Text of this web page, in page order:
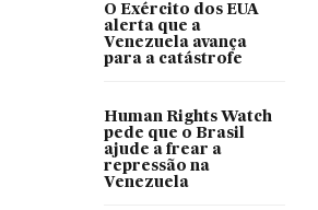
O Exército dos EUA
alerta que a
Venezuela avança
para a catástrofe
Human Rights Watch
pede que o Brasil
ajude a frear a
repressão na
Venezuela